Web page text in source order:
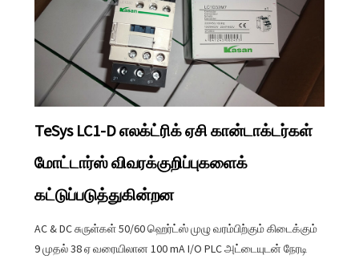
TeSys LC1-D எலக்ட்ரிக் ஏசி கான்டாக்டர்கள்
மோட்டார்ஸ் விவரக்குறிப்புகளைக்
கட்டுப்படுத்துகின்றன
AC & DC சுருள்கள் 50/60 ஹெர்ட்ஸ் முழு வரம்பிற்கும் கிடைக்கும்
9 முதல் 38 ஏ வரையிலான 100 mA I/O PLC அட்டையுடன் நேரடி